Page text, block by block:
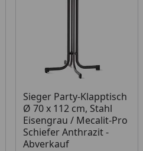
Sieger Party-Klapptisch
Ø 70 x 112 cm, Stahl
Eisengrau / Mecalit-Pro
Schiefer Anthrazit -
Abverkauf
Produkt am Lager